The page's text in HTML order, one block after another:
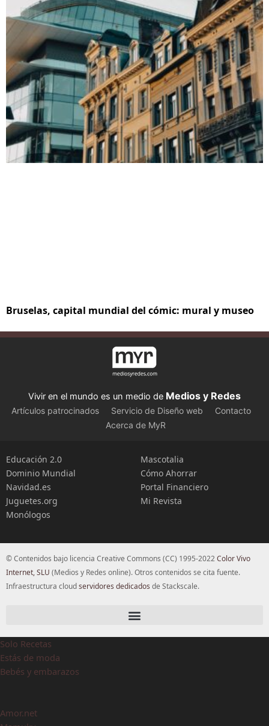
Bruselas, capital mundial del cómic: mural y museo
Vivir en el mundo es un medio de Medios y Redes
Artículos patrocinados Servicio de Diseño web
Contacto
Acerca de MyR
Educación 2.0
Dominio Mundial
Navidad.es
Juguetes.org
Monólogos
Mascotalia
Cómo Ahorrar
Portal Financiero
Mi Revista
© Contenidos bajo licencia Creative Commons (CC) 1995-2022Color Vivo
Internet, SLU (Medios y Redes online). Otros contenidos se cita fuente.
Infraestructura cloudservidores dedicados de Stackscale.
Solo Recetas
Estás de moda
Bebés y embarazos
Amor.net